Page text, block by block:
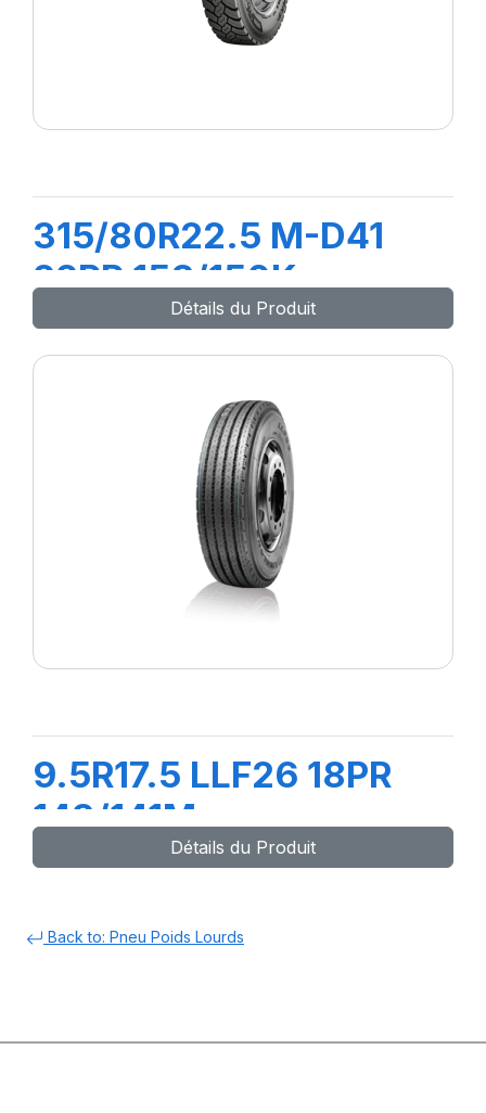
315/80R22.5 M-D41
22PR 158/150K
Détails du Produit
9.5R17.5 LLF26 18PR
143/141M
Détails du Produit
Back to: Pneu Poids Lourds